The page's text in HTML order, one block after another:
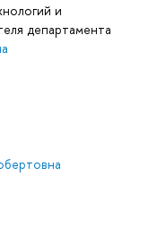
и
департамента